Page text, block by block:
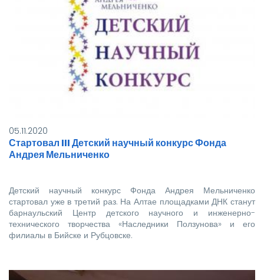
05.11.2020
Стартовал III Детский научный конкурс Фонда
Андрея Мельниченко
Детский научный конкурс Фонда Андрея Мельниченко
стартовал уже в третий раз. На Алтае площадками ДНК станут
барнаульский Центр детского научного и инженерно-
технического творчества «Наследники Ползунова» и его
филиалы в Бийске и Рубцовске.